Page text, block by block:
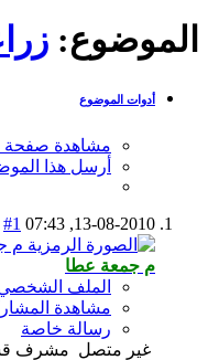
الموضوع:
أدوات الموضوع
مشاهدة صفحة
أرسل هذا
13-08-2010,
07:43 PM
#1
م جمعة عطا
الملف
مشاهدة
رسالة خاصة
غير متصل مشرف